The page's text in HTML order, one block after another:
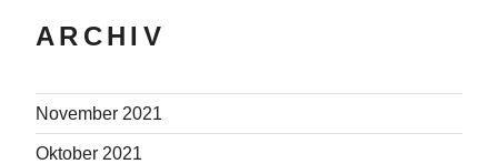
ARCHIV
November 2021
Oktober 2021